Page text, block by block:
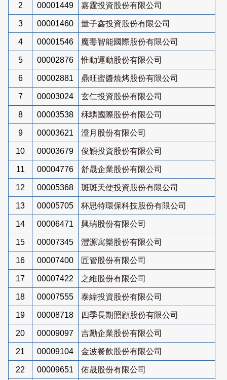
2 00001449 嘉霆投資股份有限公司
3 00001460 量子鑫投資股份有限公司
4 00001546 魔毒智能國際股份有限公司
5 00002876 惟動運動股份有限公司
6 00002881 鼎旺蜜醬燒烤股份有限公司
7 00003024 玄仁投資股份有限公司
8 00003538 秝驎國際股份有限公司
9 00003621 澄月股份有限公司
10 00003679 俊穎投資股份有限公司
11 00004776 舒晟企業股份有限公司
12 00005368 斑斑天使投資股份有限公司
13 00005705 杯思特環保科技股份有限公司
14 00006471 興瑞股份有限公司
15 00007345 灃源寓樂股份有限公司
16 00007400 匠管股份有限公司
17 00007422 之維股份有限公司
18 00007555 泰緯投資股份有限公司
19 00008718 四季長期照顧股份有限公司
20 00009097 吉勵企業股份有限公司
21 00009104 金波餐飲股份有限公司
22 00009651 佑晟股份有限公司